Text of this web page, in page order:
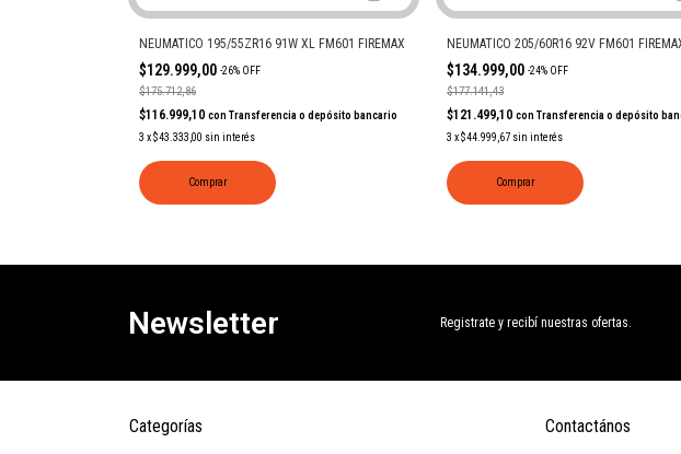
NEUMATICO 195/55ZR16 91W XL FM601 FIREMAX
$129.999,00 -26% OFF
$175.712,86
$116.999,10 con Transferencia o depósito bancario
3 x$43.333,00 sin interés
Comprar
NEUMATICO 205/60R16 92V FM601
$134.999,00-24% OFF
$177.141,43
$121.499,10con Transferencia o depósito
3 x$44.999,67 sin interés
Comprar
Newsletter Registrate y recibí nuestras ofertas.
Categorías Contactános